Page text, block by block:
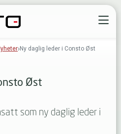
Ny daglig leder i Consto Øst
Øst
som ny daglig leder i